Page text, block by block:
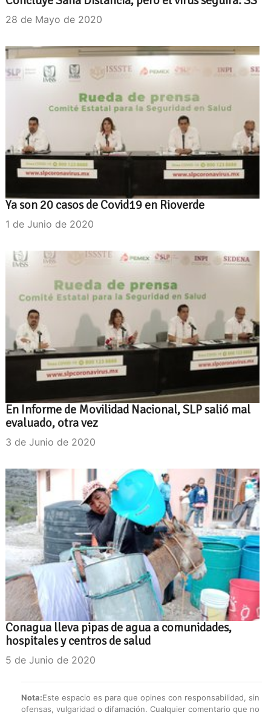
28 de Mayo de 2020
Ya son 20 casos de Covid19 en Rioverde
1 de Junio de 2020
En Informe de Movilidad Nacional, SLP salió mal
evaluado, otra vez
3 de Junio de 2020
Conagua lleva pipas de agua a comunidades,
hospitales y centros de salud
5 de Junio de 2020
Nota:Este espacio es para que opines con responsabilidad, sin
ofensas, vulgaridad o difamación. Cualquier comentario que no